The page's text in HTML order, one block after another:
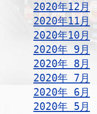
2020年12月
2020年11月
2020年10月
2020年 9月
2020年 8月
2020年 7月
2020年 6月
2020年 5月